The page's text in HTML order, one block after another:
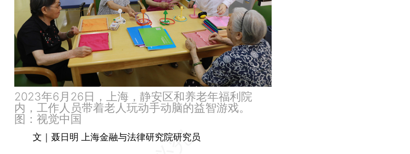
2023年6月26日，上海，静安区和养老年福利院
内，工作人员带着老人玩动手动脑的益智游戏。
图：视觉中国
文｜聂日明 上海金融与法律研究院研究员